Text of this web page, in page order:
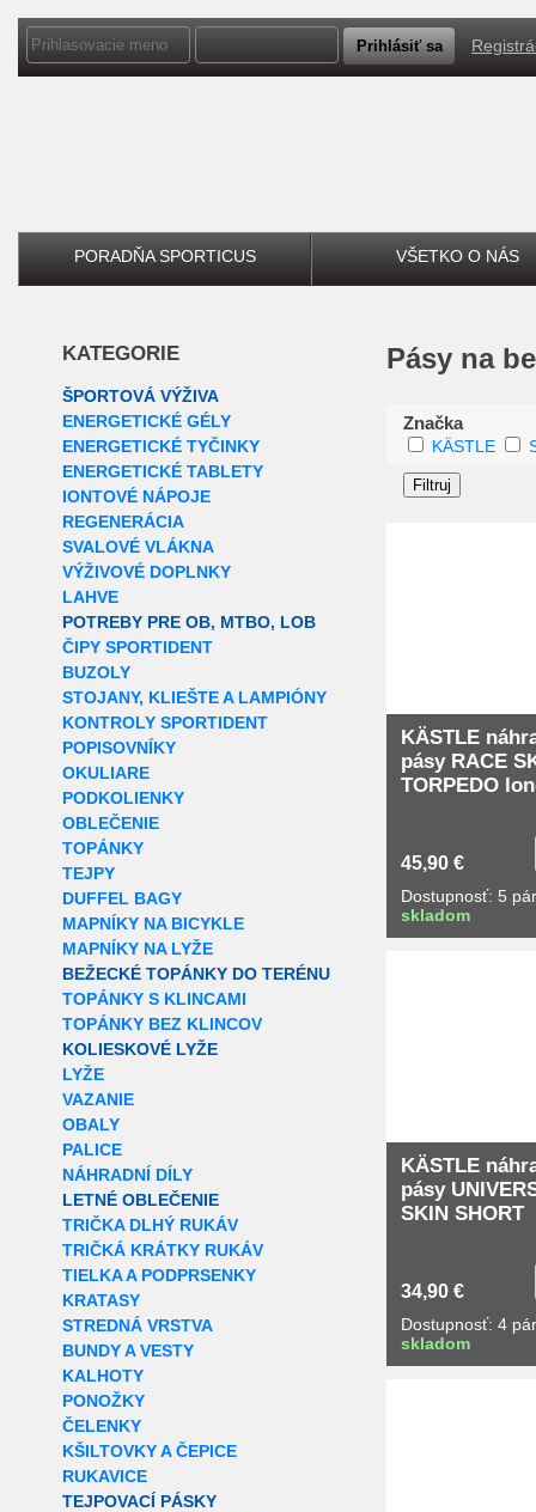
PORADŇA SPORTICUS VŠETKO O NÁS
KATEGORIE
ŠPORTOVÁ VÝŽIVA
ENERGETICKÉ GÉLY
ENERGETICKÉ TYČINKY
ENERGETICKÉ TABLETY
IONTOVÉ NÁPOJE
REGENERÁCIA
SVALOVÉ VLÁKNA
VÝŽIVOVÉ DOPLNKY
LAHVE
POTREBY PRE OB, MTBO, LOB
ČIPY SPORTIDENT
BUZOLY
STOJANY, KLIEŠTE A LAMPIÓNY
KONTROLY SPORTIDENT
POPISOVNÍKY
OKULIARE
PODKOLIENKY
OBLEČENIE
TOPÁNKY
TEJPY
DUFFEL BAGY
MAPNÍKY NA BICYKLE
MAPNÍKY NA LYŽE
BEŽECKÉ TOPÁNKY DO TERÉNU
TOPÁNKY S KLINCAMI
TOPÁNKY BEZ KLINCOV
KOLIESKOVÉ LYŽE
LYŽE
VAZANIE
OBALY
PALICE
NÁHRADNÍ DÍLY
LETNÉ OBLEČENIE
TRIČKA DLHÝ RUKÁV
TRIČKÁ KRÁTKY RUKÁV
TIELKA A PODPRSENKY
KRATASY
STREDNÁ VRSTVA
BUNDY A VESTY
KALHOTY
PONOŽKY
ČELENKY
KŠILTOVKY A ČEPICE
RUKAVICE
TEJPOVACÍ PÁSKY
Pásy na
Značka
KÄSTLE
KÄSTLE
pásy RACE
TORPEDO
45,90 €
Dostupnosť: 5
skladom
KÄSTLE
pásy
SKIN SHORT
34,90 €
Dostupnosť: 4
skladom